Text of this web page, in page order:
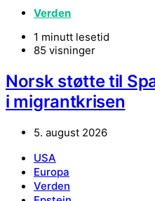
Verden
1 minutt lesetid
85 visninger
Norsk støtte til
i migrantkrisen
5. august 2026
USA
Europa
Verden